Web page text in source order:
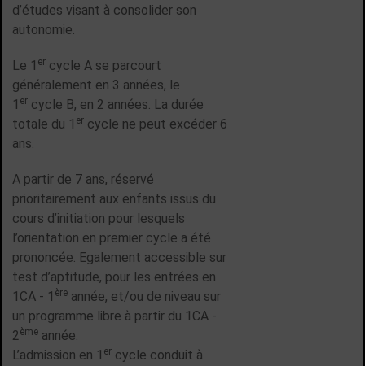
d’études visant à consolider son
autonomie.
Le 1 er cycle A se parcourt
généralement en 3 années, le
1 er cycle B, en 2 années. La durée
totale du 1 er cycle ne peut excéder 6
ans.
A partir de 7 ans, réservé
prioritairement aux enfants issus du
cours d’initiation pour lesquels
l’orientation en premier cycle a été
prononcée. Egalement accessible sur
test d’aptitude, pour les entrées en
1CA - 1 ère année, et/ou de niveau sur
un programme libre à partir du 1CA -
2ème année.
L’admission en 1 er cycle conduit à